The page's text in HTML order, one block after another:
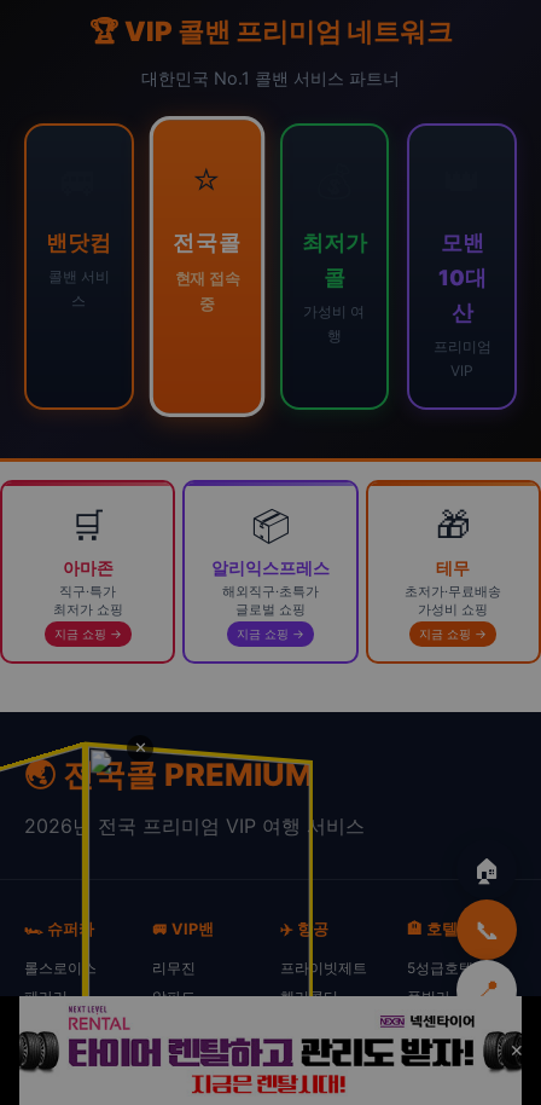
🏆 VIP 콜밴 프리미엄 네트워크
대한민국 No.1 콜밴 서비스 파트너
밴닷컴
콜밴 서비
스
⭐
전국콜
현재 접속
중
최저가
콜
가성비 여
행
모밴
10대
산
프리미엄
VIP
🛒
아마존
직구·특가
최저가 쇼핑
지금 쇼핑 →
📦
알리익스프레스
해외직구·초특가
글로벌 쇼핑
지금 쇼핑 →
🎁
테무
초저가·무료배송
가성비 쇼핑
지금 쇼핑 →
🌏 전국콜 PREMIUM
2026년 전국 프리미엄 VIP 여행 서비스
🏎️ 슈퍼카
롤스로이스
페라리
람보르기니
벤틀리
🚐 VIP밴
리무진
알파드
웨딩카
✈️ 항공
프라이빗제트
헬리콥터
에어택시
수상비행기
🏨 호텔
5성급호텔
풀빌라
펜트하우스
수중호텔
🏠
📞
📍
⬆️
🏠 🚗 💒
웨딩카
🏕️ 📢
✕
✕